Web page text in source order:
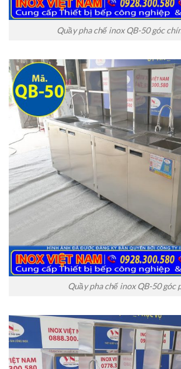
Quầy pha chế inox QB-50 góc
Quầy pha chế inox QB-50 góc